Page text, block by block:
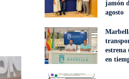
jamón
agosto
estrena
en